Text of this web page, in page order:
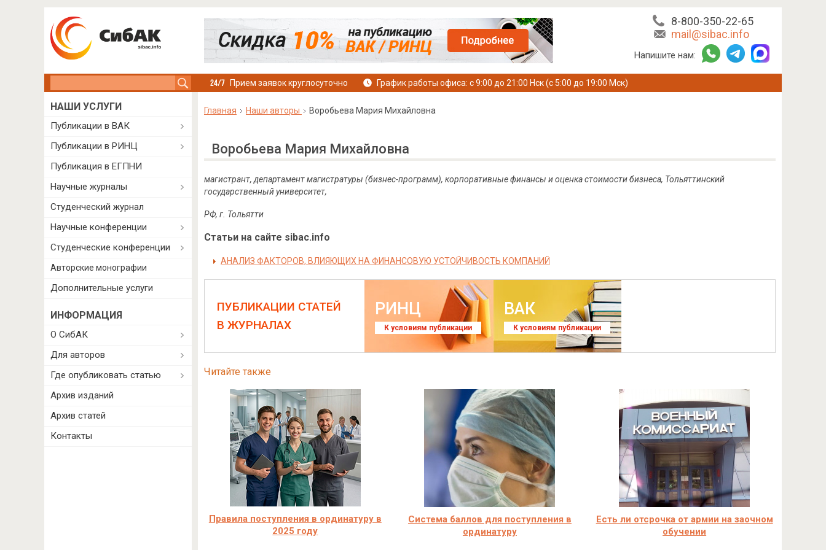
8-800-350-22-65
mail@sibac.info
Напишите нам:
Прием заявок круглосуточно График работы офиса: с 9:00 до 21:00 Нск (с 5:00 до 19:00 Мск)
Главная Наши авторы Воробьева Мария Михайловна
Воробьева Мария Михайловна
магистрант, департамент магистратуры (бизнес-программ), корпоративные финансы и оценка стоимости бизнеса, Тольяттинский
государственный университет,
РФ, г. Тольятти
Статьи на сайте sibac.info
АНАЛИЗ ФАКТОРОВ, ВЛИЯЮЩИХ НА ФИНАНСОВУЮ УСТОЙЧИВОСТЬ КОМПАНИЙ
ПУБЛИКАЦИИ СТАТЕЙ
В ЖУРНАЛАХ
РИНЦ
К условиям публикации
ВАК
К условиям публикации
Читайте также
Правила поступления в ординатуру в
2025 году
Система баллов для поступления в
ординатуру
Есть ли отсрочка от армии на заочном
обучении
НАШИ УСЛУГИ
Публикации в ВАК
Публикации в РИНЦ
Публикация в ЕГПНИ
Научные журналы
Студенческий журнал
Научные конференции
Студенческие конференции
Авторские монографии
Дополнительные услуги
ИНФОРМАЦИЯ
О СибАК
Для авторов
Где опубликовать статью
Архив изданий
Архив статей
Контакты